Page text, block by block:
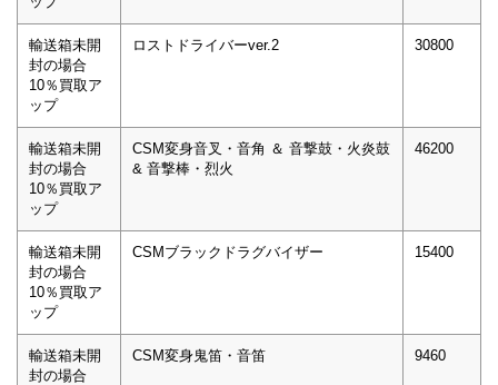
輸送箱未開
封の場合
10％買取ア
ップ
ロストドライバーver.2 30800
輸送箱未開
封の場合
10％買取ア
ップ
CSM変身音叉・音角 ＆ 音撃鼓・火炎鼓
& 音撃棒・烈火
46200
輸送箱未開
封の場合
10％買取ア
ップ
CSMブラックドラグバイザー 15400
輸送箱未開
封の場合
CSM変身鬼笛・音笛 9460